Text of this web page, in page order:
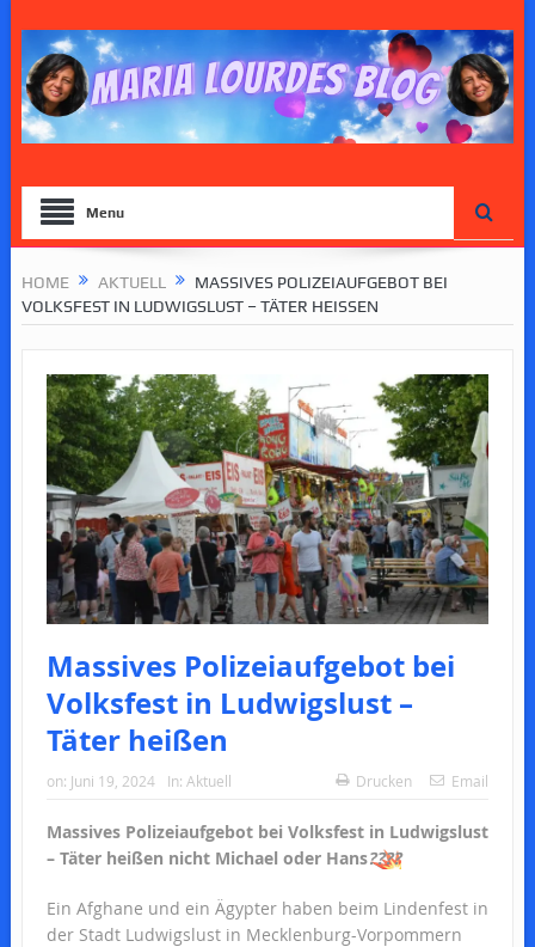
Menu
HOME AKTUELL
MASSIVES POLIZEIAUFGEBOT BEI
VOLKSFEST IN LUDWIGSLUST – TÄTER HEISSEN
Massives Polizeiaufgebot bei
Volksfest in Ludwigslust –
Täter heißen
on: Juni 19, 2024 In: Aktuell Drucken Email
Massives Polizeiaufgebot bei Volksfest in Ludwigslust
– Täter heißen nicht Michael oder Hans????
Ein Afghane und ein Ägypter haben beim Lindenfest in
der Stadt Ludwigslust in Mecklenburg-Vorpommern